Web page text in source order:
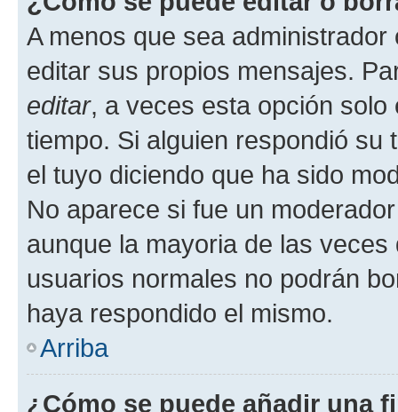
A menos que sea
editar sus propios mensajes.
editar, a veces esta opción
tiempo. Si alguien respondió
el tuyo diciendo que ha sido
No aparece si fue un
aunque la mayoria de las
usuarios normales no podrán
haya respondido el mismo.
Arriba
¿Cómo se puede añadir una